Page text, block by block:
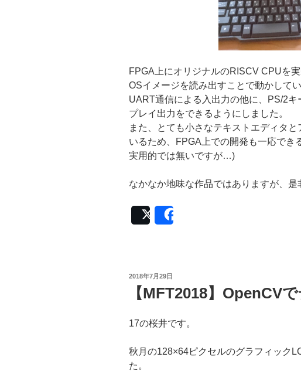
FPGA上にオリジナルのRISCV CPUを
OSイメージを読み出すことで動かしてい
UART通信による入出力の他に、PS/2
プレイ出力をできるようにしました。
また、とても小さなテキストエディタ
いるため、FPGA上での開発も一応でき
実用的では無いですが…)
なかなか地味な作品ではありますが、是
Post
投
2018年7月29日
【MFT2018】OpenCV
17の桜井です。
秋月の128×64ピクセルのグラフィック
た。